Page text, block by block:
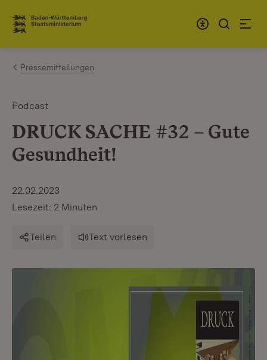
Zum Inhalt springen
Link zur Startseite
Pressemitteilungen
Podcast
DRUCK SACHE #32 – Gute
Gesundheit!
22.02.2023
Lesezeit: 2 Minuten
Teilen Text vorlesen